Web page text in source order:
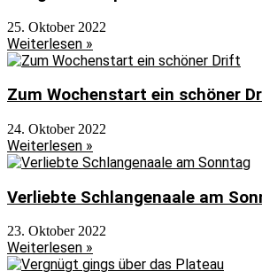
25. Oktober 2022
Weiterlesen »
Zum Wochenstart ein schöner
24. Oktober 2022
Weiterlesen »
Verliebte Schlangenaale am
23. Oktober 2022
Weiterlesen »